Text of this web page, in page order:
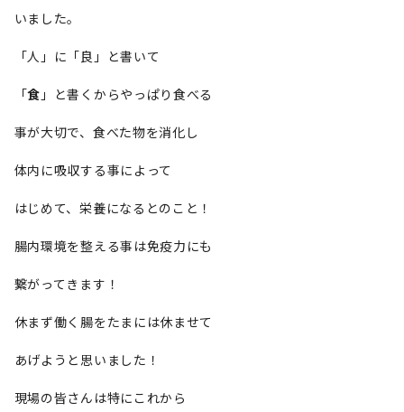
いました。
「人」に「良」と書いて
「食 」と書くからやっぱり食べる
事が大切で、食べた物を消化し
体内に吸収する事によって
はじめて、栄養になるとのこと！
腸内環境を整える事は免疫力にも
繋がってきます！
休まず働く腸をたまには休ませて
あげようと思いました！
現場の皆さんは特にこれから